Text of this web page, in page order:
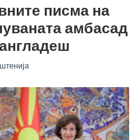
писма на
амбасад